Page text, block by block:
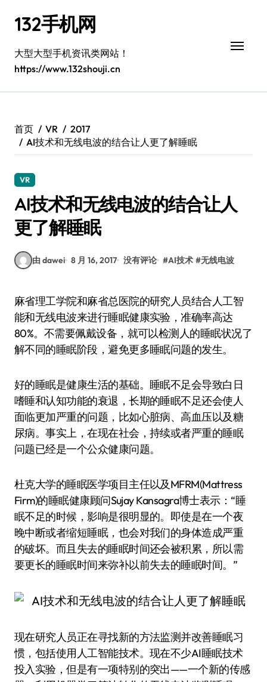
132手机网
大型大型手机资讯类网站！
https://www.132shouji.cn
首页 VR
2017
AI技术和无线电波的结合让人更了解睡眠
VR
AI技术和无线电波的结合让人
更了解睡眠
由 dawei 8 月 16, 2017 没有评论 #AI技术 #无线电波
麻省理工学院和麻省总医院的研究人员结合人工智
能和无线电波来进行睡眠健康实验，准确率高达
80%。不需要佩戴设备，就可以检测人的睡眠状况了
解不同的睡眠阶段，避免更多睡眠问题的发生。
好的睡眠是健康生活的基础。睡眠不足会导致白日
嗜睡和认知功能的衰退，长期的睡眠不足还会使人
面临更加严重的问题，比如心脏病、高血压以及糖
尿病。事实上，在现在社会，持续或者严重的睡眠
问题已经是一个公众健康问题。
杜克大学的睡眠医学项目主任以及MFRM(Mattress
Firm)的睡眠健康顾问Sujay Kansagra博士表示：“睡
眠不足的时候，影响是很明显的。即使是在一个夜
晚中断或者缩短睡眠，也会对我们的身体造成严重
的破坏。而且失去的睡眠时间还会被积累，所以需
要更长的睡眠时间来弥补以前失去的睡眠时间。”
现在研究人员正在寻找新的方法监测并改善睡眠习
惯，包括使用人工智能技术。现在不少AI睡眠技术
投入实验，但是有一项特别的突出——一个新的传感